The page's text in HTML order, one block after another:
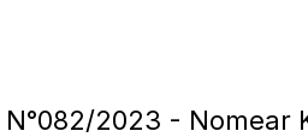
2023 - Nomear